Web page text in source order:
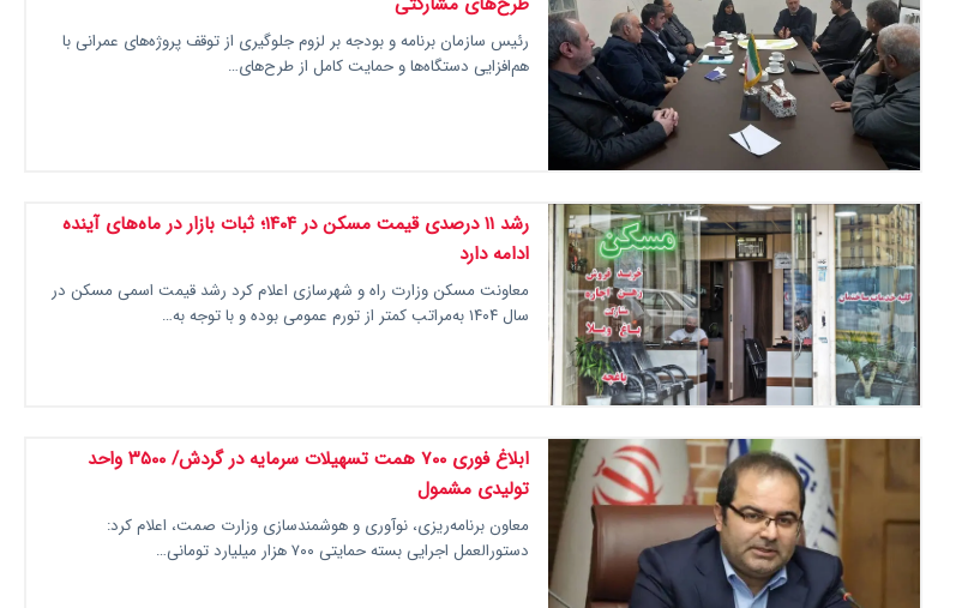
رئیس سازمان برنامه و بودجه بر لزوم جلوگیری از توقف پروژه‌های عمرانی با
هم‌افزایی دستگاه‌ها و حمایت کامل از طرح‌های…
رشد ۱۱ درصدی قیمت مسکن در ۱۴۰۴؛ ثبات بازار در ماه‌های آینده
ادامه دارد
معاونت مسکن وزارت راه و شهرسازی اعلام کرد رشد قیمت اسمی مسکن در
سال ۱۴۰۴ به‌مراتب کمتر از تورم عمومی بوده و با توجه به…
ابلاغ فوری ۷۰۰ همت تسهیلات سرمایه در گردش/ ۳۵۰۰ واحد
تولیدی مشمول
معاون برنامه‌ریزی، نوآوری و هوشمندسازی وزارت صمت، اعلام کرد:
دستورالعمل اجرایی بسته حمایتی ۷۰۰ هزار میلیارد تومانی…